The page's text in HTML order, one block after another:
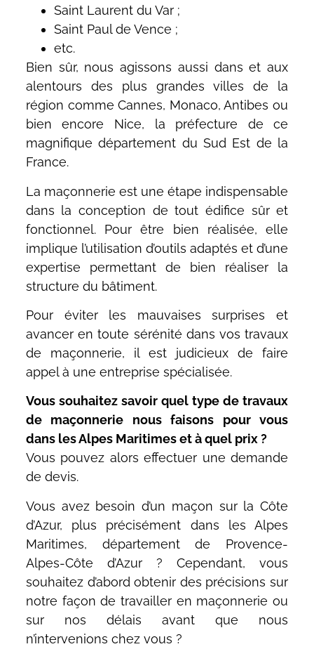
Saint Laurent du Var ;
Saint Paul de Vence ;
etc.
Bien sûr, nous agissons aussi dans et aux
alentours des plus grandes villes de la
région comme Cannes, Monaco, Antibes ou
bien encore Nice, la préfecture de ce
magnifique département du Sud Est de la
France.
La maçonnerie est une étape indispensable
dans la conception de tout édifice sûr et
fonctionnel. Pour être bien réalisée, elle
implique l’utilisation d’outils adaptés et d’une
expertise permettant de bien réaliser la
structure du bâtiment.
Pour éviter les mauvaises surprises et
avancer en toute sérénité dans vos travaux
de maçonnerie, il est judicieux de faire
appel à une entreprise spécialisée.
Vous souhaitez savoir quel type de travaux
de maçonnerie nous faisons pour vous
dans les Alpes Maritimes et à quel prix ?
Vous pouvez alors effectuer une demande
de devis.
Vous avez besoin d’un maçon sur la Côte
d’Azur, plus précisément dans les Alpes
Maritimes, département de Provence-
Alpes-Côte d’Azur ? Cependant, vous
souhaitez d’abord obtenir des précisions sur
notre façon de travailler en maçonnerie ou
sur nos délais avant que nous
n’intervenions chez vous ?